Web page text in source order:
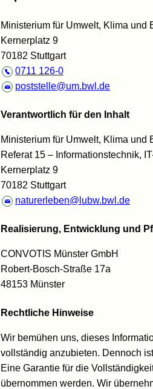
Ministerium für Umwelt, Klima und
Kernerplatz 9
70182 Stuttgart
0711 126-0
poststelle@um.bwl.de
Verantwortlich für den Inhalt
Ministerium für Umwelt, Klima und
Referat 15 – Informationstechnik,
Kernerplatz 9
70182 Stuttgart
naturerleben@lubw.bwl.de
Realisierung, Entwicklung und
CONVOTIS Münster GmbH
Robert-Bosch-Straße 17a
48153 Münster
Rechtliche Hinweise
Wir bemühen uns, dieses
vollständig anzubieten. Dennoch
Eine Garantie für die
übernommen werden. Wir